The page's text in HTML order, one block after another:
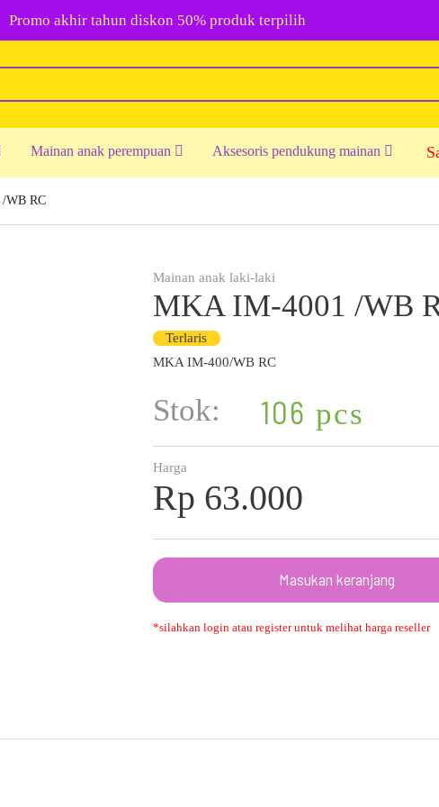
Promo akhir tahun diskon 50% produk terpilih
Mainan anak perempuan Aksesoris pendukung mainan
WB RC
Mainan anak laki-laki
MKA IM-4001 /WB
Terlaris
MKA IM-400/WB RC
Stok: 106 pcs
Harga
Rp 63.000
Masukan keranjang
*silahkan login atau register untuk melihat harga reseller